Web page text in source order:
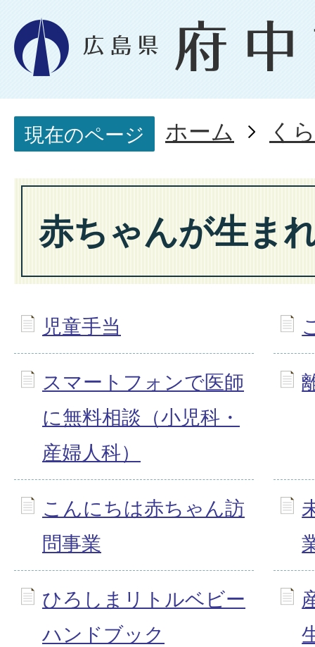
現在のページ ホーム く
赤ちゃんが生ま
児童手当
スマートフォンで医師
に無料相談（小児科・
産婦人科）
こんにちは赤ちゃん訪
問事業
ひろしまリトルベビー
ハンドブック